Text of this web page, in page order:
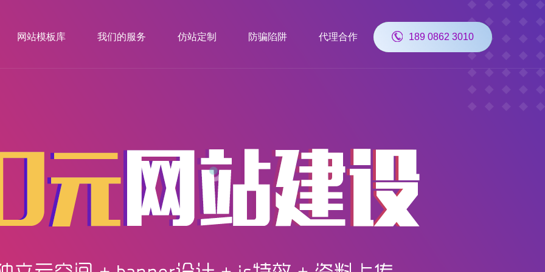
网站模板库 我们的服务 仿站定制 防骗陷阱 代理合作 189 0862 3010